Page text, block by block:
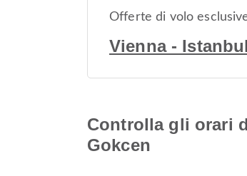
Offerte di volo
Vienna -
Controlla gli orari
Gokcen